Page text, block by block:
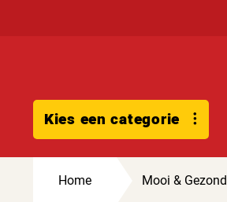
Kies een categorie
Home Mooi & Gezond